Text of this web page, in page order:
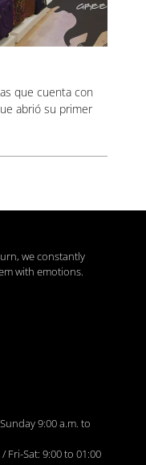
que cuenta con
abrió su primer
we constantly
with emotions.
9:00 a.m. to
Fri-Sat: 9:00 to 01:00